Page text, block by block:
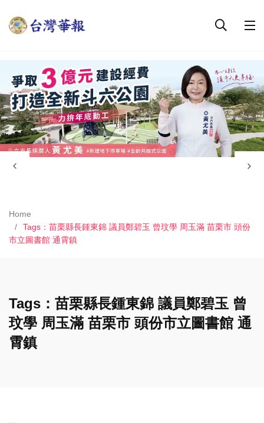
Home
Tags：苗栗縣長鍾東錦 議員鄭碧玉 曾玟學 周玉滿 苗栗市 頭份
市立圖書館 通霄鎮
Tags：苗栗縣長鍾東錦 議員鄭碧玉 曾
玟學 周玉滿 苗栗市 頭份市立圖書館 通
霄鎮